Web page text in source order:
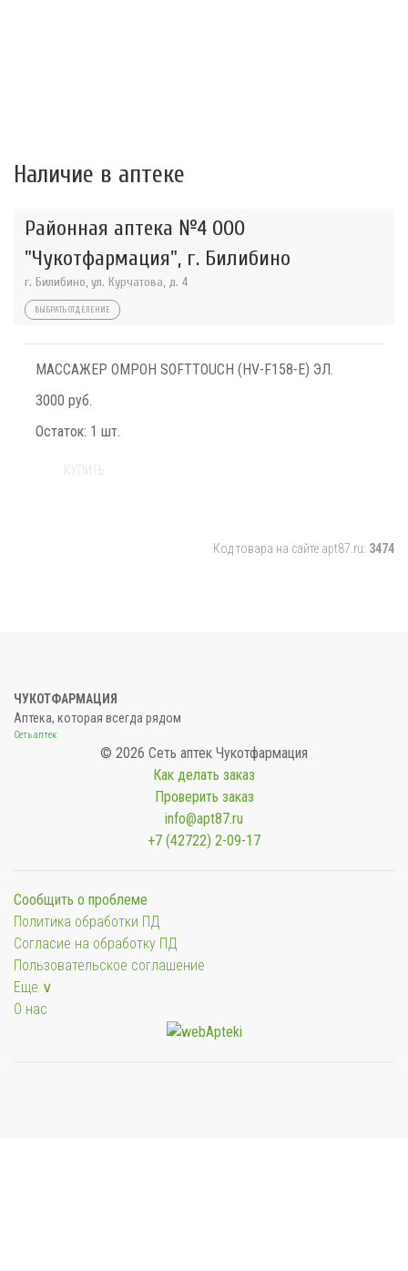
Наличие в аптеке
Районная аптека №4 ООО
"Чукотфармация", г. Билибино
г. Билибино, ул. Курчатова, д. 4
ВЫБРАТЬ ОТДЕЛЕНИЕ
МАССАЖЕР ОМРОН SOFTTOUCH (HV-F158-E) ЭЛ.
3000 руб.
Остаток: 1 шт.
Код товара на сайте apt87.ru: 3474
ЧУКОТФАРМАЦИЯ
Аптека, которая всегда рядом
Сеть аптек
© 2026 Сеть аптек Чукотфармация
Как делать заказ
Проверить заказ
info@apt87.ru
+7 (42722) 2-09-17
Сообщить о проблеме
Политика обработки ПД
Согласие на обработку ПД
Пользовательское соглашение
Еще ∨
О нас